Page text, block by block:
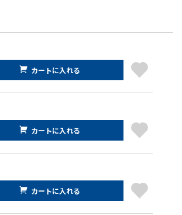
カートに入れる
カートに入れる
カートに入れる